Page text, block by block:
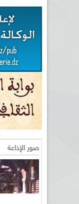
صور الإذاعة